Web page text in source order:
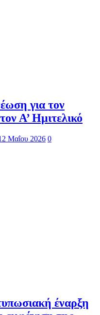
για τον
Α’ Ημιτελικό
Μαΐου 2026 0
έναρξη